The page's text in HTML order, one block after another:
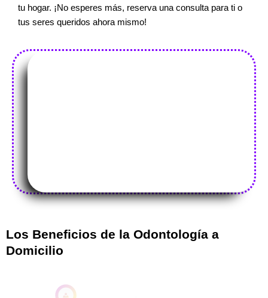
tu hogar. ¡No esperes más, reserva una consulta para ti o
tus seres queridos ahora mismo!
Los Beneficios de la Odontología a
Domicilio